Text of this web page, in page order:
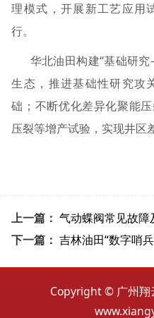
理模式，开展新工艺应用
行。
华北油田构建“基础研
生态，推进基础性研究攻
础；不断优化差异化聚能
压裂等增产试验，实现井区
上一篇： 气动蝶阀常见故障
下一篇： 吉林油田“数字哨
Copyright © 广州